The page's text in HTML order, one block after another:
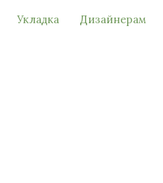
Укладка Дизайнерам